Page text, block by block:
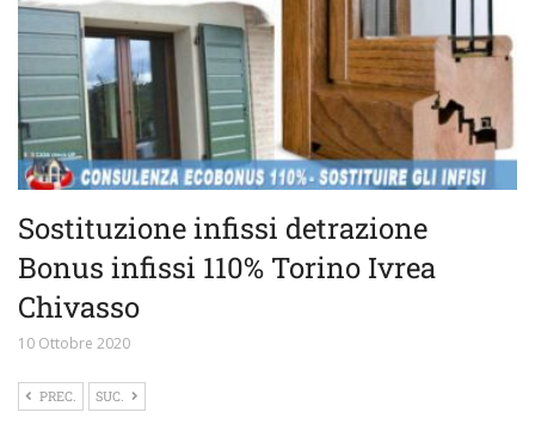
Sostituzione infissi detrazione
Bonus infissi 110% Torino Ivrea
Chivasso
10 Ottobre 2020
PREC. SUC.